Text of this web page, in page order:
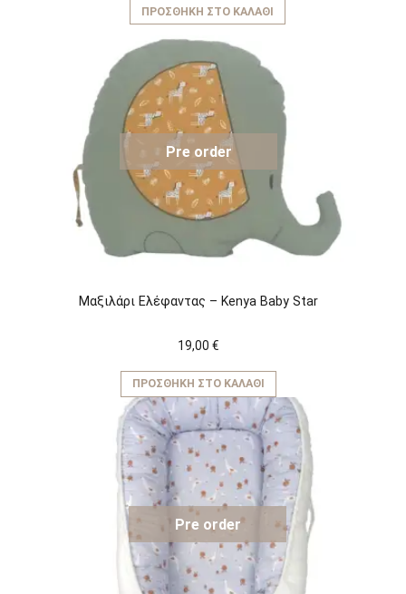
ΠΡΟΣΘΉΚΗ ΣΤΟ ΚΑΛΆΘΙ
Pre order
Μαξιλάρι Ελέφαντας – Kenya Baby Star
19,00 €
ΠΡΟΣΘΉΚΗ ΣΤΟ ΚΑΛΆΘΙ
Pre order